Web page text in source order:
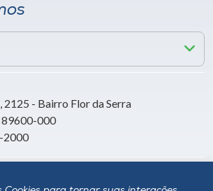
2125 - Bairro Flor da Serra
89600-000
2000